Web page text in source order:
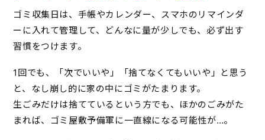
ゴミ収集日は、手帳やカレンダー、スマホのリマインダ
ーに入れて管理して、どんなに量が少しでも、必ず出す
習慣をつけます。
1回でも、「次でいいや」「捨てなくてもいいや」と思う
と、なし崩し的に家の中にゴミがたまります。
生ごみだけは捨てているという方でも、ほかのごみがた
まれば、ゴミ屋敷予備軍に一直線になる可能性が…。